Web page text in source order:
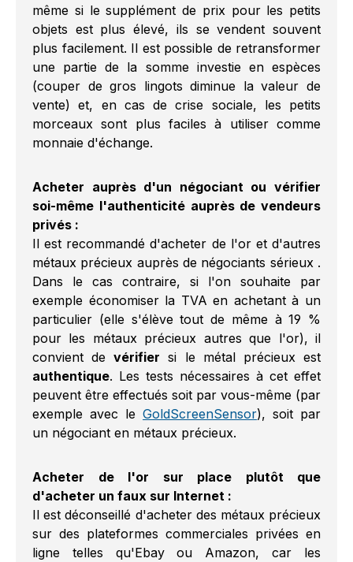
même si le supplément de prix pour les petits
objets est plus élevé, ils se vendent souvent
plus facilement. Il est possible de retransformer
une partie de la somme investie en espèces
(couper de gros lingots diminue la valeur de
vente) et, en cas de crise sociale, les petits
morceaux sont plus faciles à utiliser comme
monnaie d'échange.
Acheter auprès d'un négociant ou vérifier
soi-même l'authenticité auprès de vendeurs
privés :
Il est recommandé d'acheter de l'or et d'autres
métaux précieux auprès de négociants sérieux .
Dans le cas contraire, si l'on souhaite par
exemple économiser la TVA en achetant à un
particulier (elle s'élève tout de même à 19 %
pour les métaux précieux autres que l'or), il
convient devérifier si le métal précieux est
authentique. Les tests nécessaires à cet effet
peuvent être effectués soit par vous-même (par
exemple avec le GoldScreenSensor), soit par
un négociant en métaux précieux.
Acheter de l'or sur place plutôt que
d'acheter un faux sur Internet :
Il est déconseillé d'acheter des métaux précieux
sur des plateformes commerciales privées en
ligne telles qu'Ebay ou Amazon, car les